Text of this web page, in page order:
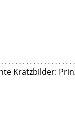
Kratzbilder: